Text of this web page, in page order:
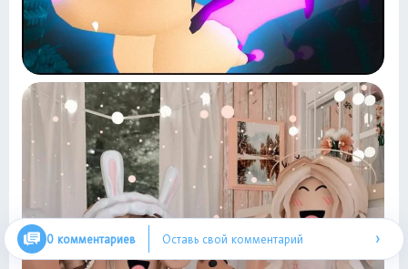
0 комментариев Оставь свой комментарий ›